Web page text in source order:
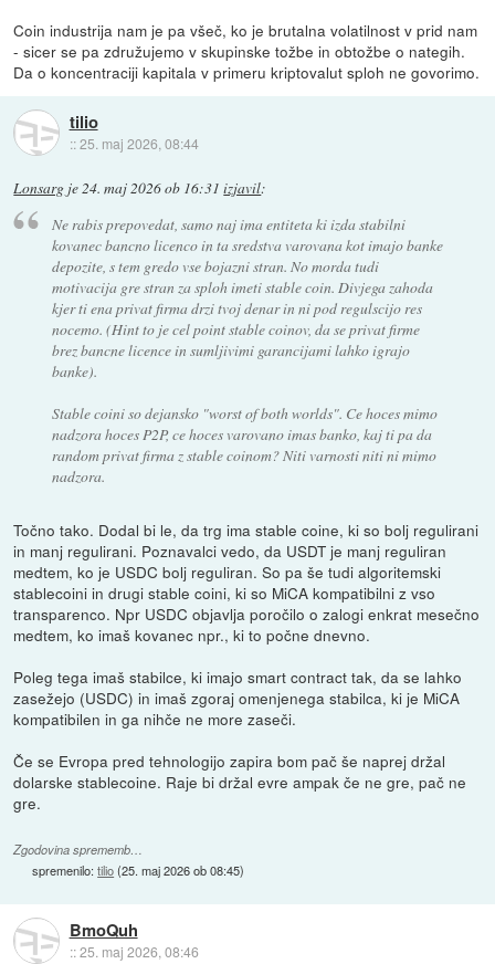
Coin industrija nam je pa všeč, ko je brutalna volatilnost v prid nam
- sicer se pa združujemo v skupinske tožbe in obtožbe o nategih.
Da o koncentraciji kapitala v primeru kriptovalut sploh ne govorimo.
tilio
::25. maj 2026, 08:44
Lonsarg je24. maj 2026 ob 16:31 izjavil:
Ne rabis prepovedat, samo naj ima entiteta ki izda stabilni
kovanec bancno licenco in ta sredstva varovana kot imajo banke
depozite, s tem gredo vse bojazni stran. No morda tudi
motivacija gre stran za sploh imeti stable coin. Divjega zahoda
kjer ti ena privat firma drzi tvoj denar in ni pod regulscijo res
nocemo. (Hint to je cel point stable coinov, da se privat firme
brez bancne licence in sumljivimi garancijami lahko igrajo
banke).
Stable coini so dejansko "worst of both worlds". Ce hoces mimo
nadzora hoces P2P, ce hoces varovano imas banko, kaj ti pa da
random privat firma z stable coinom? Niti varnosti niti ni mimo
nadzora.
Točno tako. Dodal bi le, da trg ima stable coine, ki so bolj regulirani
in manj regulirani. Poznavalci vedo, da USDT je manj reguliran
medtem, ko je USDC bolj reguliran. So pa še tudi algoritemski
stablecoini in drugi stable coini, ki so MiCA kompatibilni z vso
transparenco. Npr USDC objavlja poročilo o zalogi enkrat mesečno
medtem, ko imaš kovanec npr., ki to počne dnevno.
Poleg tega imaš stabilce, ki imajo smart contract tak, da se lahko
zasežejo (USDC) in imaš zgoraj omenjenega stabilca, ki je MiCA
kompatibilen in ga nihče ne more zaseči.
Če se Evropa pred tehnologijo zapira bom pač še naprej držal
dolarske stablecoine. Raje bi držal evre ampak če ne gre, pač ne
gre.
Zgodovina sprememb…
spremenilo:tilio(25. maj 2026 ob 08:45)
BmoQuh
::25. maj 2026, 08:46